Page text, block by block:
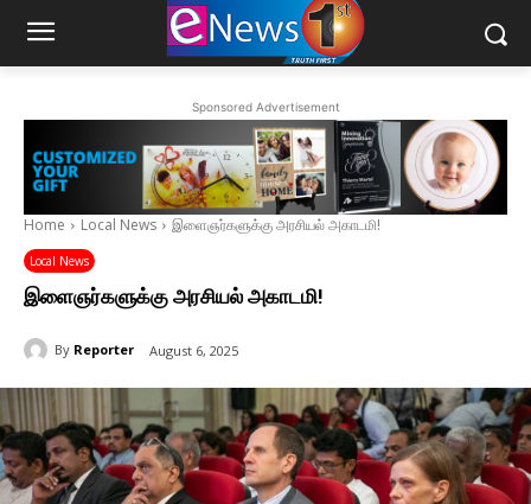
Sponsored Advertisement
Home Local News இளைஞர்களுக்கு அரசியல் அகாடமி!
Local News
இளைஞர்களுக்கு அரசியல் அகாடமி!
By Reporter August 6, 2025